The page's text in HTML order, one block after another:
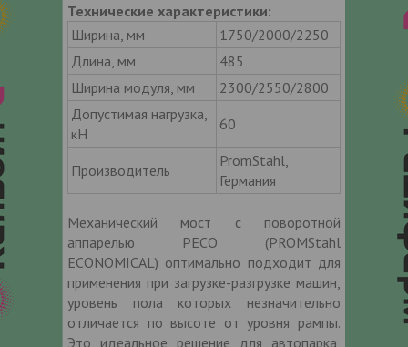
Технические характеристики:
Ширина, мм
1750/2000/2250
Длина, мм
485
Ширина модуля, мм
2300/2550/2800
Допустимая нагрузка,
кН
60
Производитель
PromStahl,
Германия
Механический мост с поворотной
аппарелью PECO (PROMStahl
ECONOMICAL) оптимально подходит для
применения при загрузке-разгрузке машин,
уровень пола которых незначительно
отличается по высоте от уровня рампы.
Это идеальное решение для автопарка,